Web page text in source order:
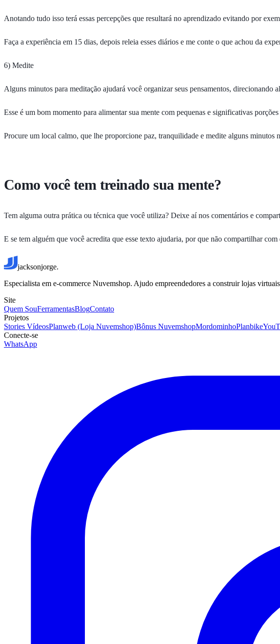
Anotando tudo isso terá essas percepções que resultará no aprendizado evitando por
Faça a experiência em 15 dias, depois releia esses diários e me conte o que achou da
6) Medite
Alguns minutos para meditação ajudará você organizar seus pensamentos,
Esse é um bom momento para alimentar sua mente com pequenas e significativas
Procure um local calmo, que lhe proporcione paz, tranquilidade e medite alguns
Como você tem treinado sua mente?
Tem alguma outra prática ou técnica que você utiliza? Deixe aí nos comentários e
E se tem alguém que você acredita que esse texto ajudaria, por que não compartilhar com
jacksonjorge.
Especialista em e-commerce Nuvemshop. Ajudo empreendedores a construir lojas
Site
Quem SouFerramentasBlogContato
Projetos
Stories VídeosPlanweb (Loja Nuvemshop)Bônus NuvemshopMordominhoPlanbike
Conecte-se
WhatsApp